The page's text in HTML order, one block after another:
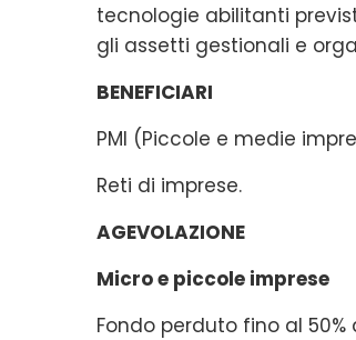
tecnologie abilitanti
gli assetti gestionali e
BENEFICIARI
PMI (Piccole e medie
Reti di imprese.
AGEVOLAZIONE
Micro e piccole imprese
Fondo perduto fino al